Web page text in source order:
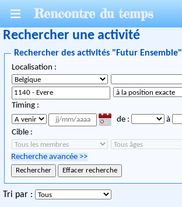
Rencontre du temps
Rechercher une activité
Rechercher des activités "Futur Ensemble"
Localisation :
Timing :
de :
à
Cible :
Recherche avancée >>
Tri par :